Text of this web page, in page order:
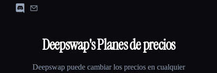
Deepswap's Planes de precios
Deepswappuede cambiar los precios en cualquier